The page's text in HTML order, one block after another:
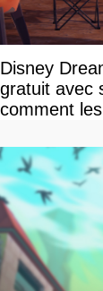
Disney
gratuit avec
comment